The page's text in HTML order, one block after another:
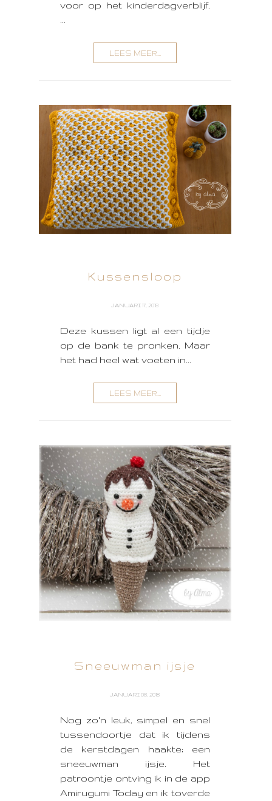
voor op het kinderdagverblijf.
...
LEES MEER...
Kussensloop
JANUARI 17, 2018
Deze kussen ligt al een tijdje
op de bank te pronken. Maar
het had heel wat voeten in...
LEES MEER...
Sneeuwman ijsje
JANUARI 08, 2018
Nog zo'n leuk, simpel en snel
tussendoortje dat ik tijdens
de kerstdagen haakte; een
sneeuwman ijsje. Het
patroontje ontving ik in de app
Amirugumi Today en ik toverde